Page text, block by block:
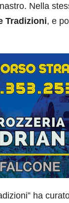
Nella
Tradizioni, e
ha